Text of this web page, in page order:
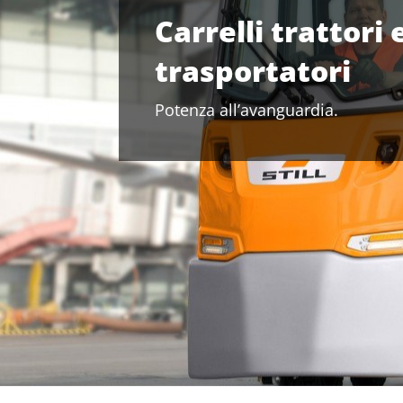
Carrelli trattori
trasportatori
Potenza all’avanguardia.